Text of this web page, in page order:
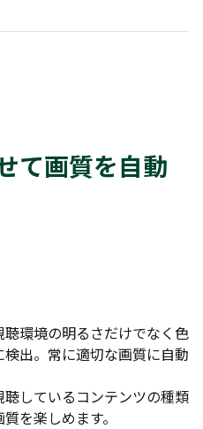
て画質を自動
環境の明るさだけでなく色
出。常に適切な画質に自動
しているコンテンツの種類
を楽しめます。